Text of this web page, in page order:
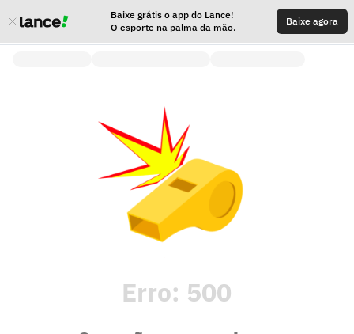
Baixe grátis o app do Lance!
O esporte na palma da mão.
Baixe agora
Erro: 500